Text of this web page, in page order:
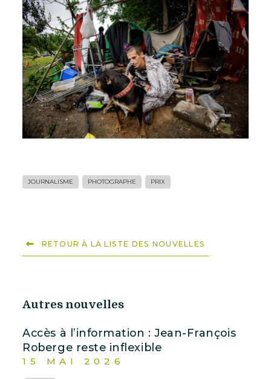
JOURNALISME PHOTOGRAPHE PRIX
RETOUR À LA LISTE DES NOUVELLES
Autres nouvelles
Accès à l’information : Jean-François
Roberge reste inflexible
15 MAI 2026